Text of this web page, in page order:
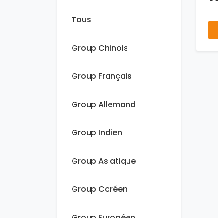
Tous
Group Chinois
Group Français
Group Allemand
Group Indien
Group Asiatique
Group Coréen